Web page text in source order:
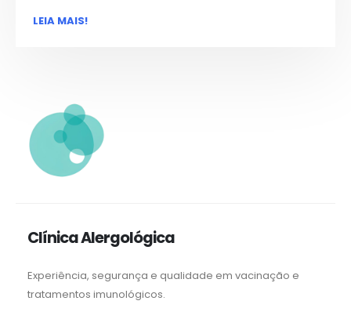
LEIA MAIS!
Clínica Alergológica
Experiência, segurança e qualidade em vacinação e
tratamentos imunológicos.